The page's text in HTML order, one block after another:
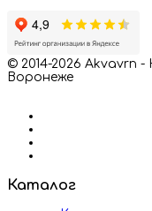
© 2014-2026 Akvavrn
Воронеже
Каталог